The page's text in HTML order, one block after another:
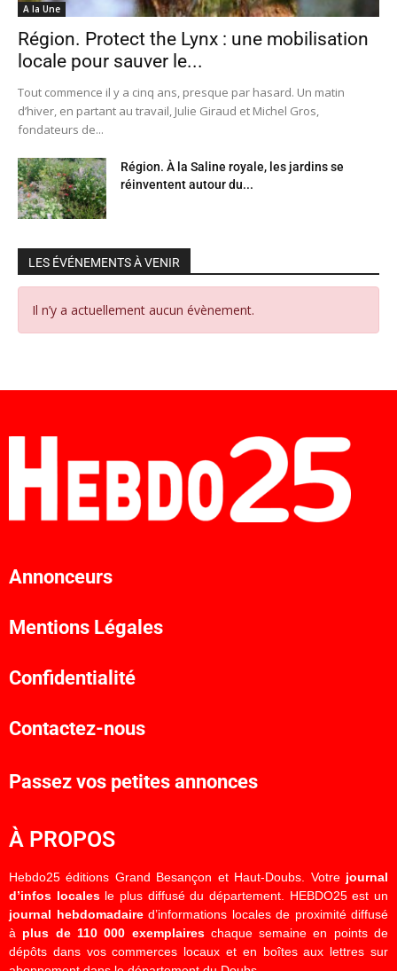
A la Une
Région. Protect the Lynx : une mobilisation
locale pour sauver le...
Tout commence il y a cinq ans, presque par hasard. Un matin
d’hiver, en partant au travail, Julie Giraud et Michel Gros,
fondateurs de...
Région. À la Saline royale, les jardins se
réinventent autour du...
LES ÉVÉNEMENTS À VENIR
Il n’y a actuellement aucun évènement.
Annonceurs
Mentions Légales
Confidentialité
Contactez-nous
Passez vos petites annonces
À PROPOS
Hebdo25 éditions Grand Besançon et Haut-Doubs. Votre journal
d’infos localesle plus diffusé du département. HEBDO25 est un
journal hebdomadaired’informations locales de proximité diffusé
à plus de 110 000 exemplaireschaque semaine en points de
dépôts dans vos commerces locaux et en boîtes aux lettres sur